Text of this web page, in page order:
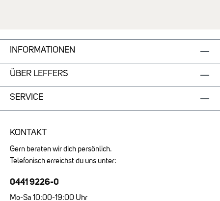
Duftzonen wie Handgelenke, Hals oder hinter
Flüssigkeit und Dämpfe. Nur zur äußeren
Anwendung, nicht zum Verzehr geeignet. Nur
auf gesunde Haut aufsprühen. Kontakt mit
den Augen vermeiden.
INFORMATIONEN
ÜBER LEFFERS
SERVICE
KONTAKT
Gern beraten wir dich persönlich.
Telefonisch erreichst du uns unter:
0441 9226-0
Mo-Sa 10:00-19:00 Uhr